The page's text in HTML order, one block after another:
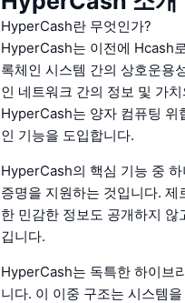
HyperCash란 무엇인가?
HyperCash는 이전에 Hcash
록체인 시스템 간의 상호운용
인 네트워크 간의 정보 및 가
HyperCash는 양자 컴퓨팅 위
인 기능을 도입합니다.
HyperCash의 핵심 기능 중
증명을 지원하는 것입니다.
한 민감한 정보도 공개하지
깁니다.
HyperCash는 독특한 하이브
니다. 이 이중 구조는 시스템